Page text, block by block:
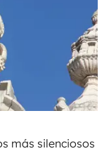
más silenciosos